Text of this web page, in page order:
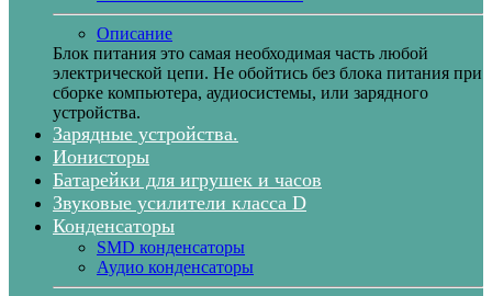
Описание
Блок питания это самая необходимая часть любой
электрической цепи. Не обойтись без блока питания при
сборке компьютера, аудиосистемы, или зарядного
устройства.
Зарядные устройства.
Ионисторы
Батарейки для игрушек и часов
Звуковые усилители класса D
Конденсаторы
SMD конденсаторы
Аудио конденсаторы